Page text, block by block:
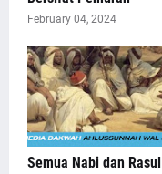
February 04, 2024
Semua Nabi dan Rasul